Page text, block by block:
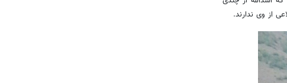
از وی ندارند.